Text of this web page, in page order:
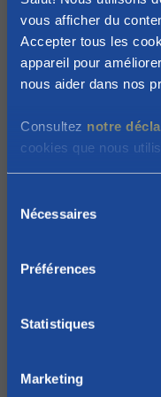
vous afficher du
Accepter tous les
appareil pour
nous aider dans nos
Consultez notre
cookies que nous
Nécessaires
Préférences
Statistiques
Marketing
e
u
v
e
t
e
a
c